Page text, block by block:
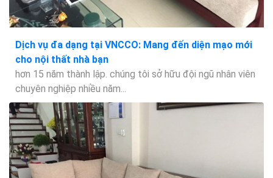
Dịch vụ đa dạng tại VNCCO: Mang đến diện mạo mới
cho nội thất nhà bạn
hơn 15 năm thành lập. chúng tôi sở hữu đội ngũ nhân viên
chuyên nghiệp nhiều năm...